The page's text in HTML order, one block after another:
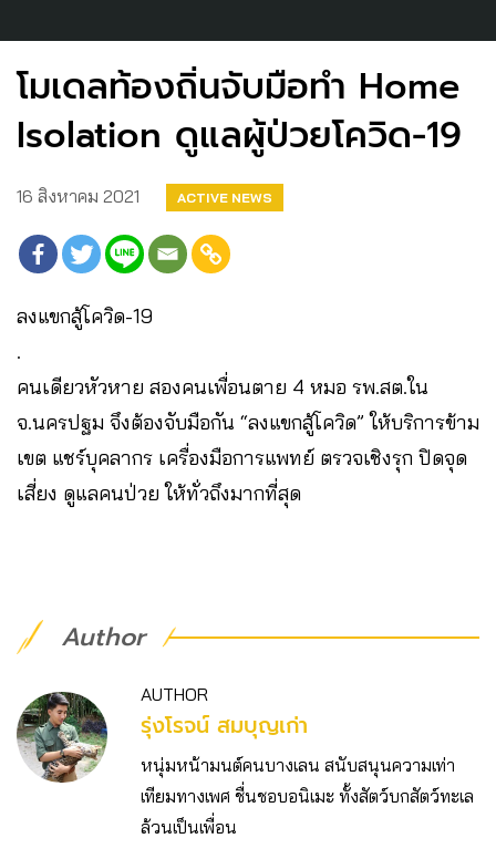
โมเดลท้องถิ่นจับมือทำ Home
Isolation ดูแลผู้ป่วยโควิด-19
16 สิงหาคม 2021 ACTIVE NEWS
ลงแขกสู้โควิด-19
.
คนเดียวหัวหาย สองคนเพื่อนตาย 4 หมอ รพ.สต.ใน
จ.นครปฐม จึงต้องจับมือกัน “ลงแขกสู้โควิด” ให้บริการข้าม
เขต แชร์บุคลากร เครื่องมือการแพทย์ ตรวจเชิงรุก ปิดจุด
เสี่ยง ดูแลคนป่วย ให้ทั่วถึงมากที่สุด
Author
AUTHOR
รุ่งโรจน์ สมบุญเก่า
หนุ่มหน้ามนต์คนบางเลน สนับสนุนความเท่า
เทียมทางเพศ ชื่นชอบอนิเมะ ทั้งสัตว์บกสัตว์ทะเล
ล้วนเป็นเพื่อน